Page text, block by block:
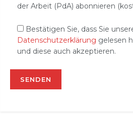
der Arbeit (PdA) abonnieren
Bestätigen Sie, dass Sie
Datenschutzerklärung gelesen
und diese auch akzeptieren.